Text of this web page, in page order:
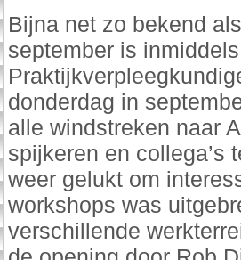
Bijna net zo bekend
september is
donderdag in
alle windstreken naar
spijkeren en collega’s
weer gelukt om
workshops was
verschillende